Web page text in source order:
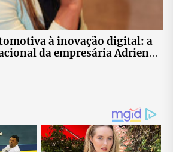
à inovação digital: a
da empresária Adriene